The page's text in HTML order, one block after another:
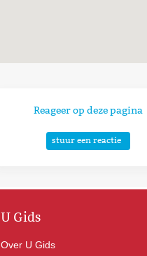
Reageer op deze pagina
stuur een reactie
U Gids
Over U Gids